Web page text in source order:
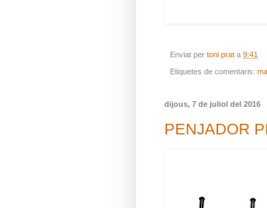
Enviat per toni prat a 9:41
Etiquetes de comentaris:
dijous, 7 de juliol del 2016
PENJADOR